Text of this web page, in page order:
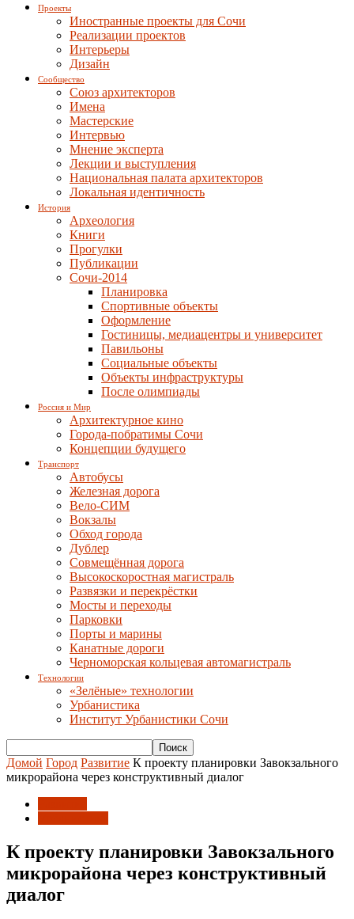
Проекты
Иностранные проекты для Сочи
Реализации проектов
Интерьеры
Дизайн
Сообщество
Союз архитекторов
Имена
Мастерские
Интервью
Мнение эксперта
Лекции и выступления
Национальная палата архитекторов
Локальная идентичность
История
Археология
Книги
Прогулки
Публикации
Сочи-2014
Планировка
Спортивные объекты
Оформление
Гостиницы, медиацентры и университет
Павильоны
Социальные объекты
Объекты инфраструктуры
После олимпиады
Россия и Мир
Архитектурное кино
Города-побратимы Сочи
Концепции будущего
Транспорт
Автобусы
Железная дорога
Вело-СИМ
Вокзалы
Обход города
Дублер
Совмещённая дорога
Высокоскоростная магистраль
Развязки и перекрёстки
Мосты и переходы
Парковки
Порты и марины
Канатные дороги
Черноморская кольцевая автомагистраль
Технологии
«Зелёные» технологии
Урбанистика
Институт Урбанистики Сочи
Домой Город Развитие К проекту планировки Завокзального
микрорайона через конструктивный диалог
К проекту планировки Завокзального
микрорайона через конструктивный
диалог